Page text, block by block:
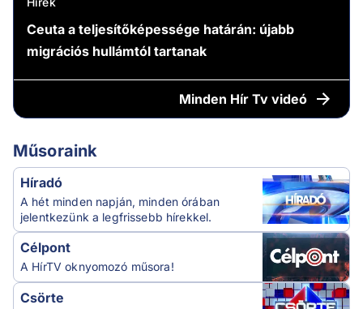
Ceuta a teljesítőképessége határán: újabb
migrációs hullámtól tartanak
Minden Hír Tv videó
Műsoraink
Híradó
A hét minden napján, minden órában
jelentkezünk a legfrissebb hírekkel.
Célpont
A HírTV oknyomozó műsora!
Csörte